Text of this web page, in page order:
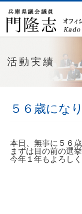
活動実績
５６歳にな
本日、無事に５６
まずは目の前の選
今年１年もよろし